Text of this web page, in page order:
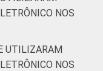
NOS
UTILIZARAM
NOS